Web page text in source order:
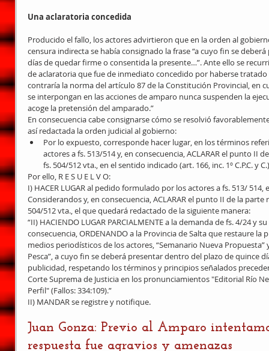
Una aclaratoria concedida
Producido el fallo, los actores advirtieron que en la orden al
censura indirecta se había consignado la frase “a cuyo fin se
días de quedar firme o consentida la presente…”. Ante ello se
de aclaratoria que fue de inmediato concedido por haberse
contraría la norma del artículo 87 de la Constitución Provincial, en
se interpongan en las acciones de amparo nunca suspenden la
acoge la pretensión del amparado.”
En consecuencia cabe consignarse cómo se resolvió
así redactada la orden judicial al gobierno:
Por lo expuesto, corresponde hacer lugar, en los términos
actores a fs. 513/514 y, en consecuencia, ACLARAR el punto II
fs. 504/512 vta., en el sentido indicado (art. 166, inc. 1º C.P.C. y
Por ello, R E S U E L V O:
I) HACER LUGAR al pedido formulado por los actores a fs. 513/
Considerandos y, en consecuencia, ACLARAR el punto II de la
504/512 vta., el que quedará redactado de la siguiente manera:
“II) HACIENDO LUGAR PARCIALMENTE a la demanda de fs. 4/24 y
consecuencia, ORDENANDO a la Provincia de Salta que restaure
medios periodísticos de los actores, “Semanario Nueva
Pesca”, a cuyo fin se deberá presentar dentro del plazo de quince
publicidad, respetando los términos y principios señalados
Corte Suprema de Justicia en los pronunciamientos "Editorial Río
Perfil" (Fallos: 334:109).”
II) MANDAR se registre y notifique.
Juan Gonza: Previo al Amparo
respuesta fue agravios y amenazas